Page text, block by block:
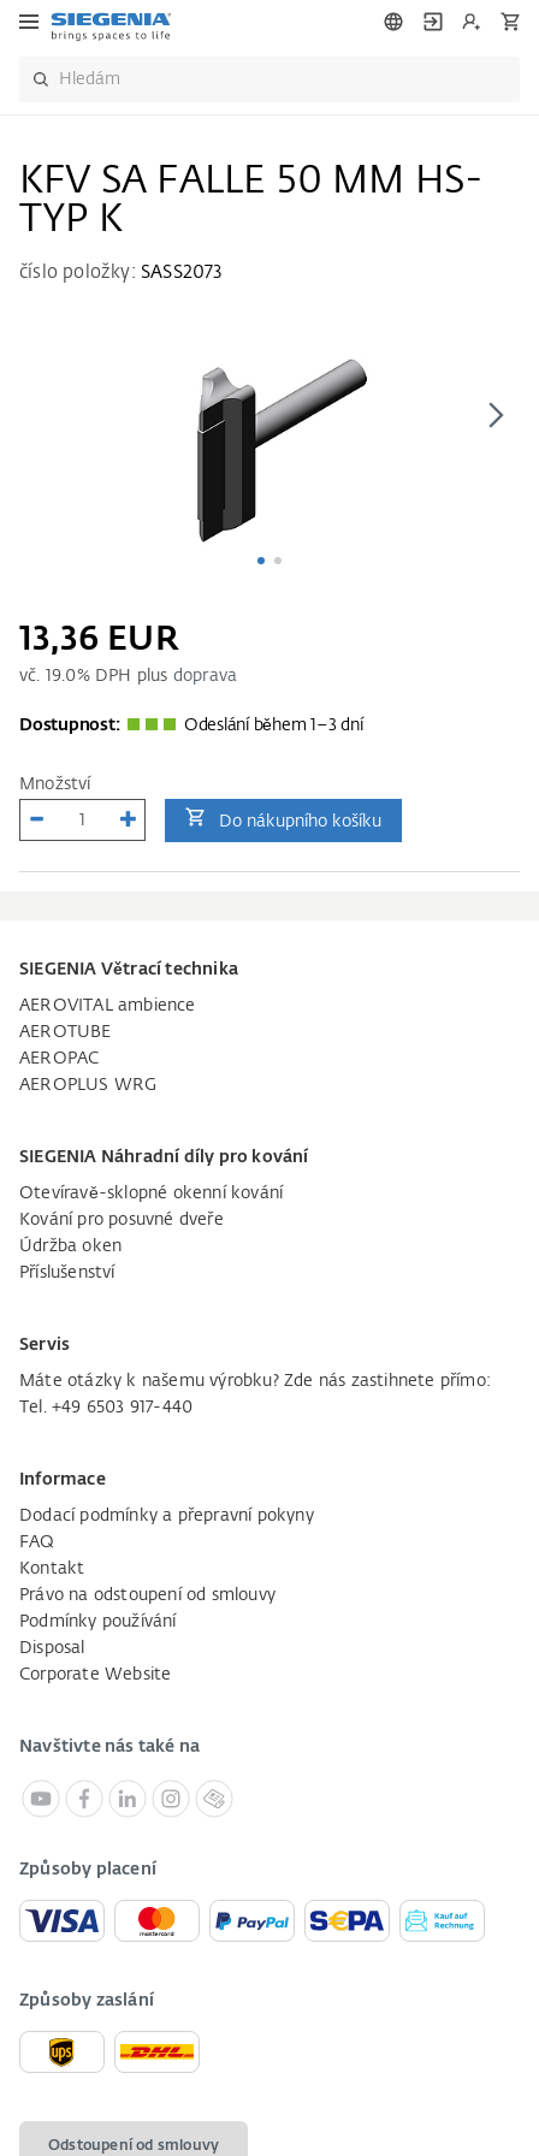
KFV SA FALLE 50 MM HS-
TYP K
číslo položky: SASS2073
13,36 EUR
vč. 19.0% DPH plus doprava
Dostupnost: Odeslání během 1–3 dní
Množství
Do nákupního košíku
SIEGENIA Větrací technika
AEROVITAL ambience
AEROTUBE
AEROPAC
AEROPLUS WRG
SIEGENIA Náhradní díly pro kování
Otevíravě-sklopné okenní kování
Kování pro posuvné dveře
Údržba oken
Příslušenství
Servis
Máte otázky k našemu výrobku? Zde nás zastihnete přímo:
Tel. +49 6503 917-440
Informace
Dodací podmínky a přepravní pokyny
FAQ
Kontakt
Právo na odstoupení od smlouvy
Podmínky používání
Disposal
Corporate Website
Navštivte nás také na
Způsoby placení
Způsoby zaslání
Odstoupení od smlouvy